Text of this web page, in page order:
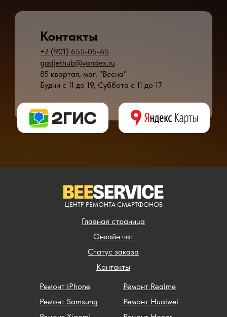
+7 (901) 655-05-65
gadjethub@yandex.ru
85 квартал, маг. "Весна"
Будни с 11 до 19, Суббота с 11 до 17
Контакты
Главная страница
Контакты
Статус заказа
Ремонт iPhone
Ремонт Samsung
Ремонт Realme
Ремонт Huaiwei
* - время ремонта может меняться в зависимости от модели устройства и
Онлайн чат
ЦЕНТР РЕМОНТА СМАРТФОНОВ